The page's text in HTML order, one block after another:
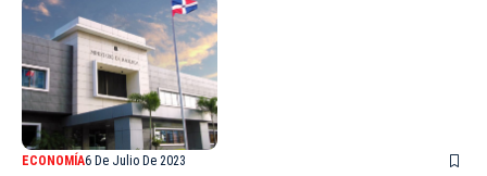
ECONOMÍA6 De Julio De 2023